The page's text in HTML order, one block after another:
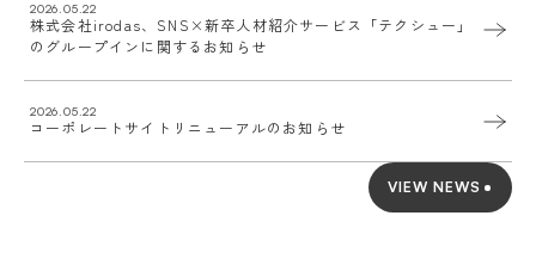
2026.05.22
株式会社irodas、SNS×新卒人材紹介サービス「テクシュー」
のグループインに関するお知らせ
2026.05.22
コーポレートサイトリニューアルのお知らせ
VIEW NEWS